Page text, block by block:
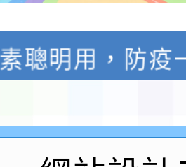
武術協會檢送
中正盃決賽暨
標賽」
素聰明用，防疫
徵件活動
節教師研習